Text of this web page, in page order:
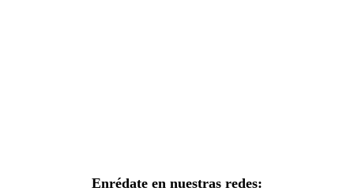
Enrédate en nuestras redes: